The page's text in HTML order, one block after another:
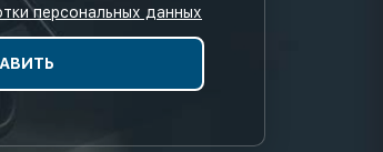
персональных данных